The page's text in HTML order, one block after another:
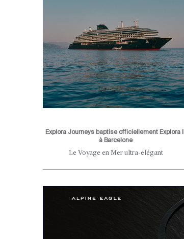
Explora Journeys baptise officiellement Explora III
à Barcelone
Le Voyage en Mer ultra-élégant